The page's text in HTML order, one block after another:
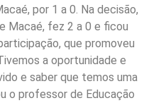
por 1 a 0. Na decisão,
Macaé, fez 2 a 0 e ficou
que promoveu
a oportunidade e
e saber que temos uma
o professor de Educação